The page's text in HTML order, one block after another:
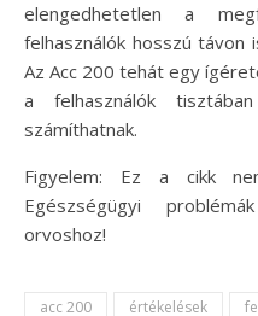
elengedhetetlen a
felhasználók hosszú távon
Az Acc 200 tehát egy
a felhasználók
számíthatnak.
Figyelem: Ez a cikk
Egészségügyi
orvoshoz!
acc 200 értékelések